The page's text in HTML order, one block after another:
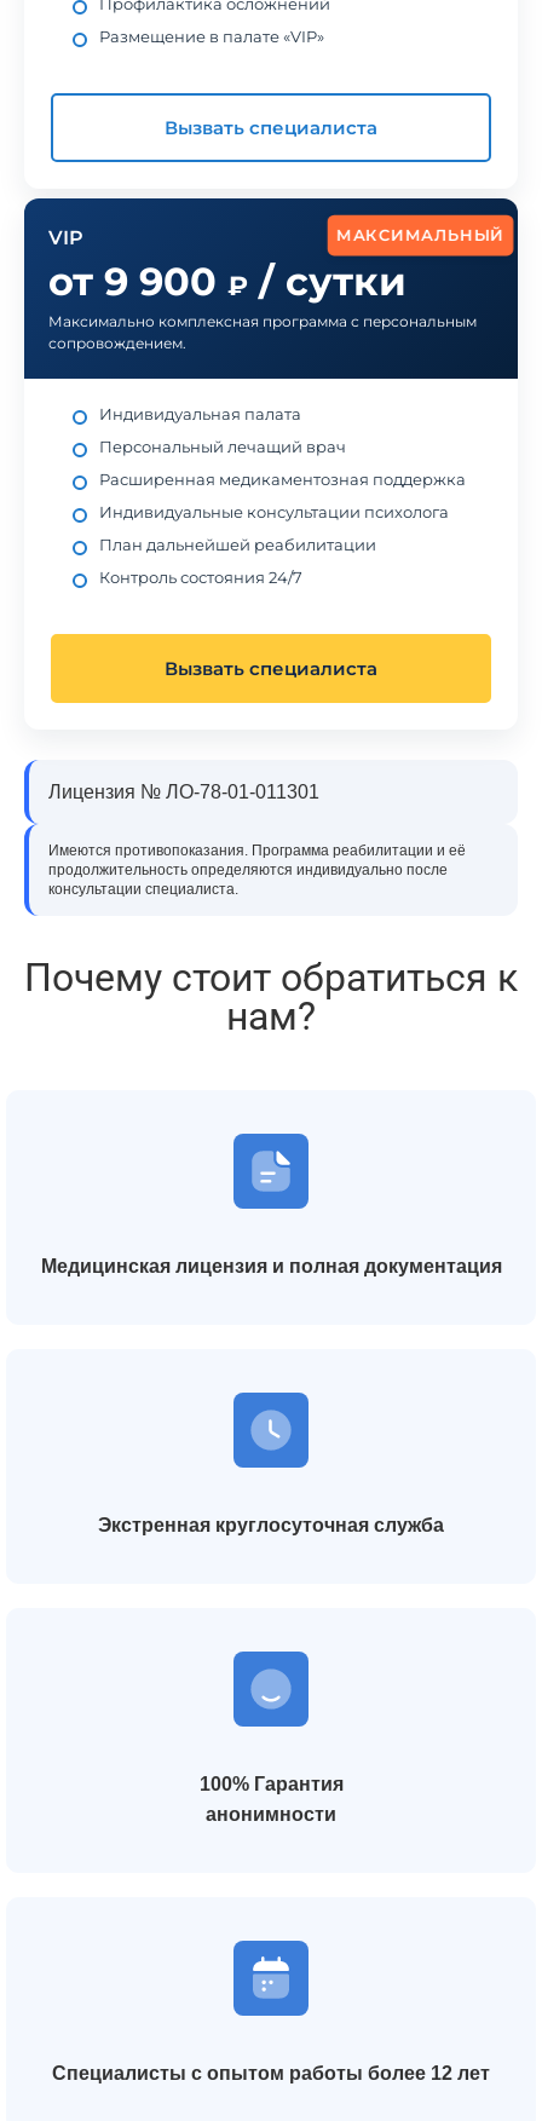
Размещение в палате «VIP»
Вызвать специалиста
МАКСИМАЛЬНЫЙ
VIP
от 9 900 ₽ / сутки
Максимально комплексная программа с персональным
сопровождением.
Индивидуальная палата
Персональный лечащий врач
Расширенная медикаментозная поддержка
Индивидуальные консультации психолога
План дальнейшей реабилитации
Контроль состояния 24/7
Вызвать специалиста
Лицензия № ЛО-78-01-011301
Имеются противопоказания. Программа реабилитации и её
продолжительность определяются индивидуально после
консультации специалиста.
Почему стоит обратиться к
нам?
Медицинская лицензия и полная документация
Экстренная круглосуточная служба
100% Гарантия
анонимности
Специалисты с опытом работы более 12 лет